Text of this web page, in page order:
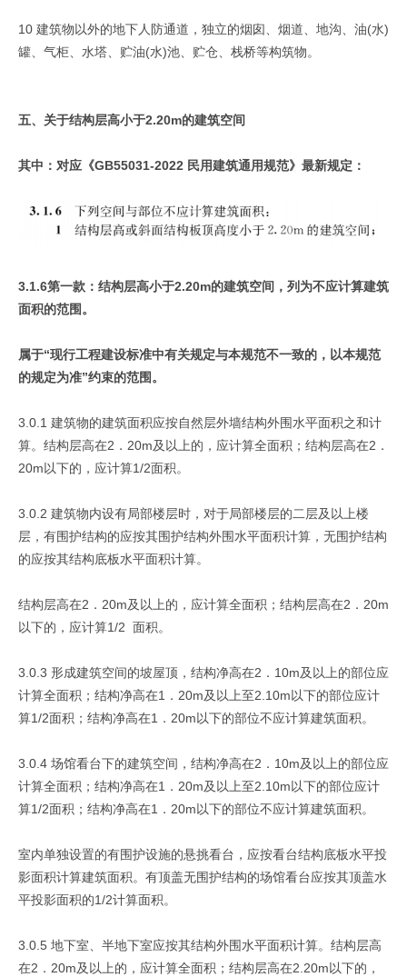
10 建筑物以外的地下人防通道，独立的烟囱、烟道、地沟、油(水)
罐、气柜、水塔、贮油(水)池、贮仓、栈桥等构筑物。
五、关于结构层高小于2.20m的建筑空间
其中：对应《GB55031-2022 民用建筑通用规范》最新规定：
3.1.6第一款：结构层高小于2.20m的建筑空间，列为不应计算建筑
面积的范围。
属于“现行工程建设标准中有关规定与本规范不一致的，以本规范
的规定为准”约束的范围。
3.0.1 建筑物的建筑面积应按自然层外墙结构外围水平面积之和计
算。结构层高在2．20m及以上的，应计算全面积；结构层高在2．
20m以下的，应计算1/2面积。
3.0.2 建筑物内设有局部楼层时，对于局部楼层的二层及以上楼
层，有围护结构的应按其围护结构外围水平面积计算，无围护结构
的应按其结构底板水平面积计算。
结构层高在2．20m及以上的，应计算全面积；结构层高在2．20m
以下的，应计算1/2 面积。
3.0.3 形成建筑空间的坡屋顶，结构净高在2．10m及以上的部位应
计算全面积；结构净高在1．20m及以上至2.10m以下的部位应计
算1/2面积；结构净高在1．20m以下的部位不应计算建筑面积。
3.0.4 场馆看台下的建筑空间，结构净高在2．10m及以上的部位应
计算全面积；结构净高在1．20m及以上至2.10m以下的部位应计
算1/2面积；结构净高在1．20m以下的部位不应计算建筑面积。
室内单独设置的有围护设施的悬挑看台，应按看台结构底板水平投
影面积计算建筑面积。有顶盖无围护结构的场馆看台应按其顶盖水
平投影面积的1/2计算面积。
3.0.5 地下室、半地下室应按其结构外围水平面积计算。结构层高
在2．20m及以上的，应计算全面积；结构层高在2.20m以下的，